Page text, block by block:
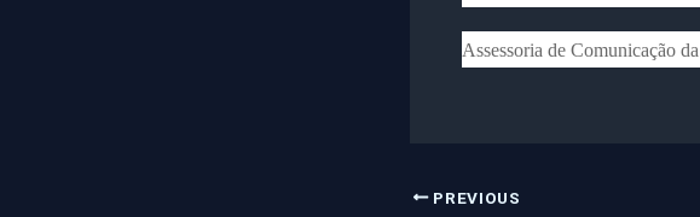
Assessoria de Comunicação da
PREVIOUS